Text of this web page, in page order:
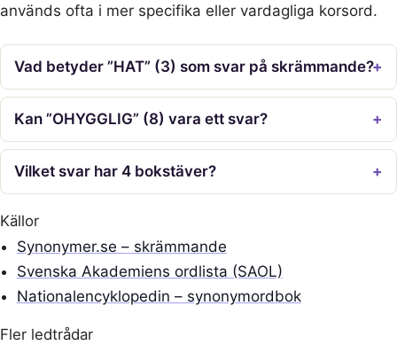
används ofta i mer specifika eller vardagliga korsord.
Vad betyder ”HAT” (3) som svar på skrämmande?
Kan ”OHYGGLIG” (8) vara ett svar?
Vilket svar har 4 bokstäver?
Källor
Synonymer.se – skrämmande
Svenska Akademiens ordlista (SAOL)
Nationalencyklopedin – synonymordbok
Fler ledtrådar